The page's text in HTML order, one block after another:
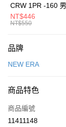
元大商業銀行
台灣樂天信用卡公
全盈+PAY
AFTEE先享後付
【關於「AFTEE先享
便利好安心！
３．安心：先確認商
【「AFTEE先享後付
１．於結帳方式選擇
運送方式
每筆NT$100，滿
宅配
每筆NT$100，滿
CRW 1PR -160 男
中統襪 FZ3393100
NT$446
NT$550
品牌
NEW ERA
商品特色
商品編號
11411148